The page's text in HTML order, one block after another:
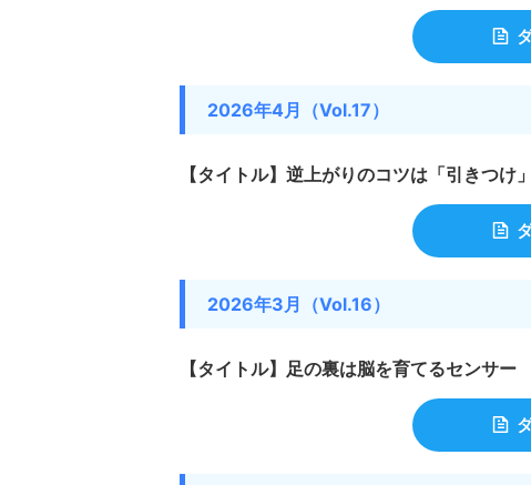
2026年4月（Vol.17）
【タイトル】逆上がりのコツは「引きつけ」
2026年3月（Vol.16）
【タイトル】足の裏は脳を育てるセンサー